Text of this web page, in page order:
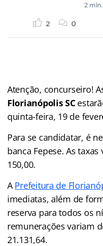
2
2 0
Atenção, concurseiro!
Florianópolis SC
quinta-feira, 19 de
Para se candidatar, é
banca Fepese. As taxas
150,00.
APrefeitura de
imediatas, além de
reserva para todos os
remunerações variam
21.131,64.